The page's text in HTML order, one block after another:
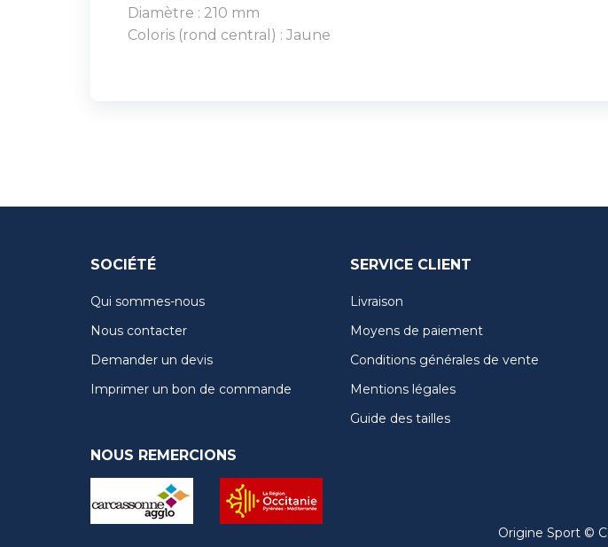
Diamètre : 210 mm
Coloris (rond central) : Jaune
SOCIÉTÉ
Qui sommes-nous
Nous contacter
Demander un devis
Imprimer un bon de commande
NOUS REMERCIONS
SERVICE CLIENT
Livraison
Moyens de paiement
Conditions générales de vente
Mentions légales
Guide des tailles
Origine Sport ©